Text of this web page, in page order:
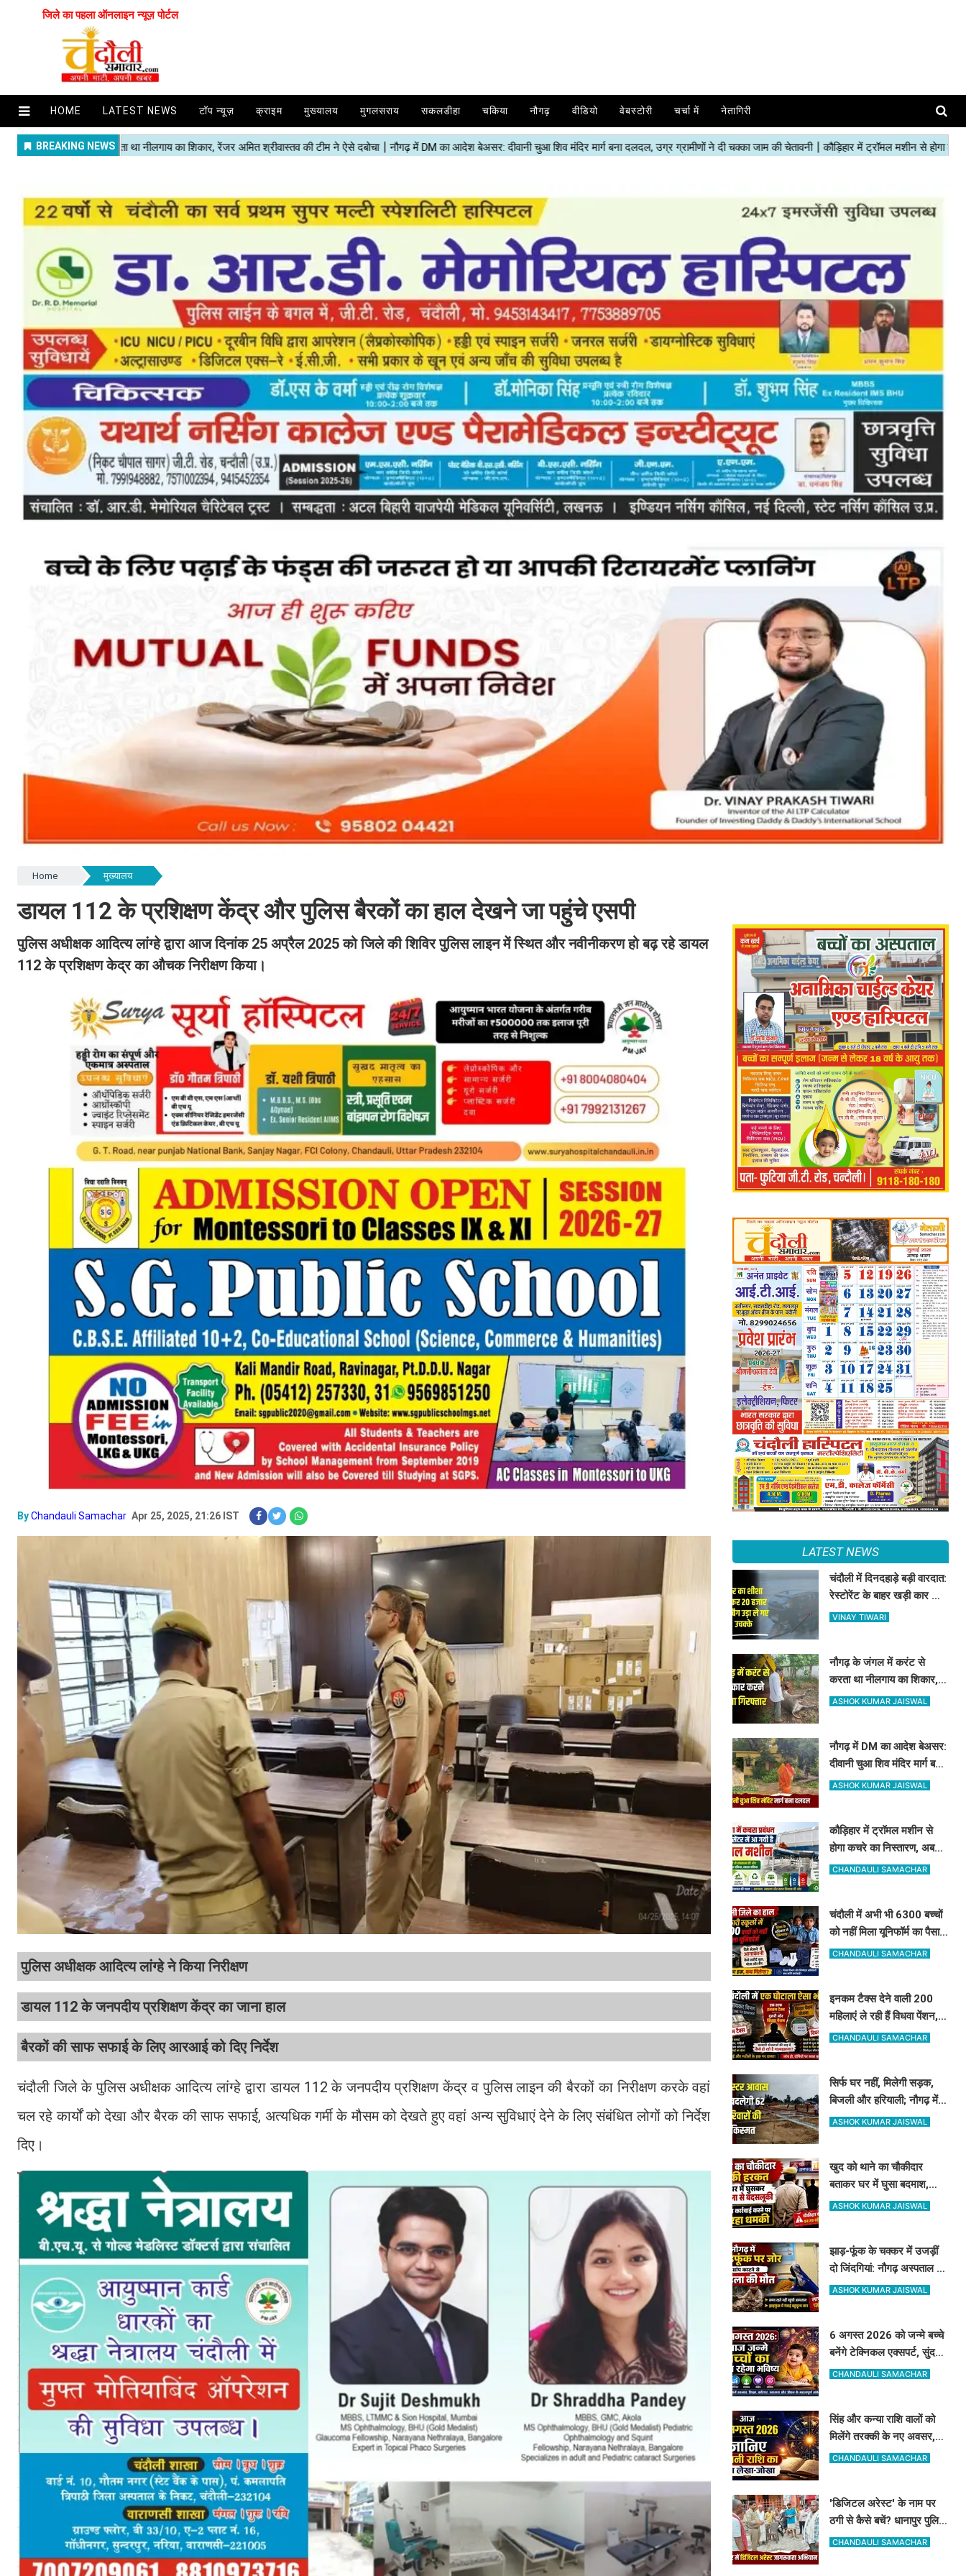
जिले का पहला ऑनलाइन न्यूज़ पोर्टल
HOME LATEST NEWS टॉप न्यूज़ क्राइम मुख्यालय मुगलसराय सकलडीहा चकिया नौगढ़ वीडियो वेबस्टोरी चर्चा में नेतागिरी
Home मुख्यालय
डायल 112 के प्रशिक्षण केंद्र और पुलिस बैरकों का हाल देखने जा पहुंचे एसपी
पुलिस अधीक्षक आदित्य लांग्हे द्वारा आज दिनांक 25 अप्रैल 2025 को जिले की शिविर पुलिस लाइन में स्थित और नवीनीकरण हो बढ़ रहे डायल
112 के प्रशिक्षण केद्र का औचक निरीक्षण किया।
ByChandauli Samachar Apr 25, 2025, 21:26 IST
पुलिस अधीक्षक आदित्य लांग्हे ने किया निरीक्षण
डायल 112 के जनपदीय प्रशिक्षण केंद्र का जाना हाल
बैरकों की साफ सफाई के लिए आरआई को दिए निर्देश
चंदौली जिले के पुलिस अधीक्षक आदित्य लांग्हे द्वारा डायल 112 के जनपदीय प्रशिक्षण केंद्र व पुलिस लाइन की बैरकों का निरीक्षण करके वहां
चल रहे कार्यों को देखा और बैरक की साफ सफाई, अत्यधिक गर्मी के मौसम को देखते हुए वहां अन्य सुविधाएं देने के लिए संबंधित लोगों को निर्देश
दिए।
LATEST NEWS
चंदौली में दिनदहाड़े बड़ी वारदात:
रेस्टोरेंट के बाहर खड़ी कार का
शीशा तोड़कर 20 हजार और बैग
VINAY TIWARI
नौगढ़ के जंगल में करंट से
करता था नीलगाय का शिकार,
रेंजर अमित श्रीवास्तव की टीम
ASHOK KUMAR JAISWAL
नौगढ़ में DM का आदेश बेअसर:
दीवानी चुआ शिव मंदिर मार्ग बना
दलदल, उग्र ग्रामीणों ने दी
ASHOK KUMAR JAISWAL
कौड़िहार में ट्रॉमल मशीन से
होगा कचरे का निस्तारण, अब
कूड़े से भी होगी नगर पंचायत की
CHANDAULI SAMACHAR
चंदौली में अभी भी 6300 बच्चों
को नहीं मिला यूनिफॉर्म का पैसा,
अधिकारी दे रहे हैं ऐसी दलील
CHANDAULI SAMACHAR
इनकम टैक्स देने वाली 200
महिलाएं ले रही हैं विधवा पेंशन,
आधार कार्ड ने खोली पोल, होगी
CHANDAULI SAMACHAR
सिर्फ घर नहीं, मिलेगी सड़क,
बिजली और हरियाली; नौगढ़ में
क्लस्टर आवास से बदलेगी 62
ASHOK KUMAR JAISWAL
खुद को थाने का चौकीदार
बताकर घर में घुसा बदमाश,
महिला और पति से मारपीट, दांत
ASHOK KUMAR JAISWAL
झाड़-फूंक के चक्कर में उजड़ीं
दो जिंदगियां: नौगढ़ अस्पताल में
दवा थी, फिर भी नहीं बची गर्भवती
ASHOK KUMAR JAISWAL
6 अगस्त 2026 को जन्मे बच्चे
बनेंगे टेक्निकल एक्सपर्ट, सुंदर
रूप-रंग और करियर में मिलेगी
CHANDAULI SAMACHAR
सिंह और कन्या राशि वालों को
मिलेंगे तरक्की के नए अवसर,
जानिए अपनी राशि का पूरा
CHANDAULI SAMACHAR
'डिजिटल अरेस्ट' के नाम पर
ठगी से कैसे बचें? धानापुर पुलिस
ने दिए सुरक्षा टिप्स
CHANDAULI SAMACHAR